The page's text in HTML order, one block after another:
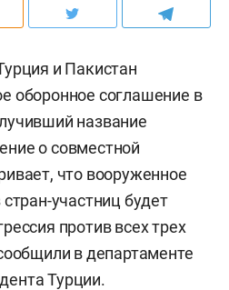
и Пакистан
оборонное соглашение в
название
о совместной
что вооруженное
участниц будет
против всех трех
в департаменте
Турции.